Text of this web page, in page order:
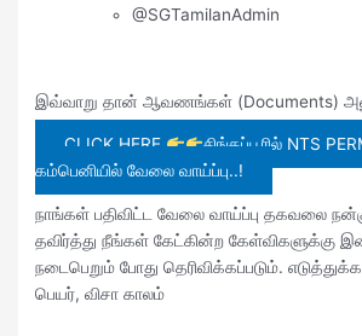
@SGTamilanAdmin
இவ்வாறு தான் ஆவணங்கள் (Documents)
CLICK HERE
சிங்கப்பூரில் NTS
கம்பெனியில் வேலை வாய்ப்பு..!
நாங்கள் பதிவிட்ட வேலை வாய்ப்பு தகவலை
தவிர்த்து நீங்கள் கேட்கின்ற கேள்விகளுக்கு
நடைபெறும் போது தெரிவிக்கப்படும்.
பெயர், விசா காலம்